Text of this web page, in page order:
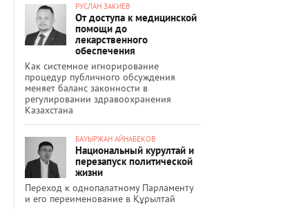
РУСЛАН ЗАКИЕВ
От доступа к медицинской
помощи до
лекарственного
обеспечения
Как системное игнорирование
процедур публичного обсуждения
меняет баланс законности в
регулировании здравоохранения
Казахстана
БАУЫРЖАН АЙНАБЕКОВ
Национальный курултай и
перезапуск политической
жизни
Переход к однопалатному Парламенту
и его переименование в Құрылтай